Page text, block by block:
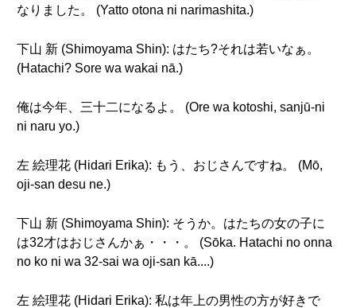
なりました。 (Yatto otona ni narimashita.)
下山 新 (Shimoyama Shin): はたち?それは若いなぁ。
(Hatachi? Sore wa wakai nā.)
俺は今年、三十二になるよ。 (Ore wa kotoshi, sanjū-ni
ni naru yo.)
左 絵理花 (Hidari Erika): もう、おじさんですね。 (Mō,
oji-san desu ne.)
下山 新 (Shimoyama Shin): そうか。はたちの女の子に
は32才はおじさんかぁ・・・。 (Sōka. Hatachi no onna
no ko ni wa 32-sai wa oji-san kā....)
左 絵理花 (Hidari Erika): 私は年上の男性の方が好きで